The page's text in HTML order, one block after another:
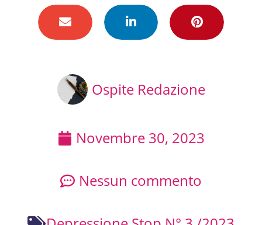
Ospite Redazione
Novembre 30, 2023
Nessun commento